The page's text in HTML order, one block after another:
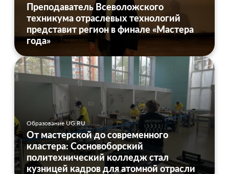
Преподаватель Всеволожского
техникума отраслевых технологий
представит регион в финале «Мастера
года»
Образование UG.RU
От мастерской до современного
кластера: Сосновоборский
политехнический колледж стал
кузницей кадров для атомной отрасли